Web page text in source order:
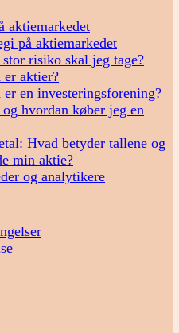
aktiemarkedet
på aktiemarkedet
risiko skal jeg tage?
aktier?
en investeringsforening?
hvordan køber jeg en
Hvad betyder tallene og
min aktie?
og analytikere